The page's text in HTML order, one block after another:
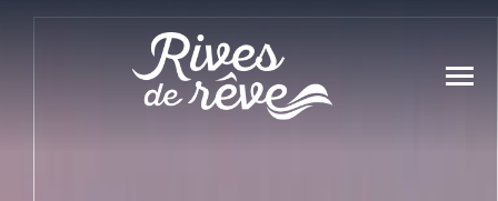
Panneau de gestion des cookies